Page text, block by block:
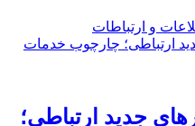
و ارتباطات
جدید ارتباطی؛